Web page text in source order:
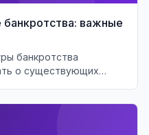
банкротства: важные
банкротства
о существующих